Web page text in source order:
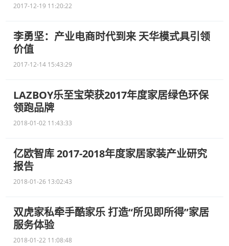
2017-12-19 11:20:22
李勇坚：产业电商时代到来 天华模式具引领
价值
2017-12-14 15:43:29
LAZBOY乐至宝荣获2017年度家居绿色环保
领跑品牌
2018-01-02 11:43:33
亿欧智库 2017-2018年度家居家装产业研究
报告
2018-01-26 13:02:43
双虎家私牵手酷家乐 打造“所见即所得”家居
服务体验
2018-01-22 11:08:48